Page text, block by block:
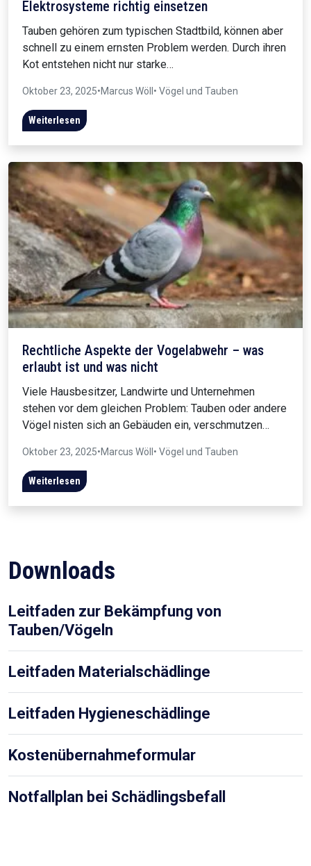
Elektrosysteme richtig einsetzen
Tauben gehören zum typischen Stadtbild, können aber
schnell zu einem ernsten Problem werden. Durch ihren
Kot entstehen nicht nur starke…
Oktober 23, 2025•Marcus Wöll • Vögel und Tauben
Weiterlesen
Rechtliche Aspekte der Vogelabwehr – was
erlaubt ist und was nicht
Viele Hausbesitzer, Landwirte und Unternehmen
stehen vor dem gleichen Problem: Tauben oder andere
Vögel nisten sich an Gebäuden ein, verschmutzen…
Oktober 23, 2025•Marcus Wöll • Vögel und Tauben
Weiterlesen
Downloads
Leitfaden zur Bekämpfung von
Tauben/Vögeln
Leitfaden Materialschädlinge
Leitfaden Hygieneschädlinge
Kostenübernahmeformular
Notfallplan bei Schädlingsbefall